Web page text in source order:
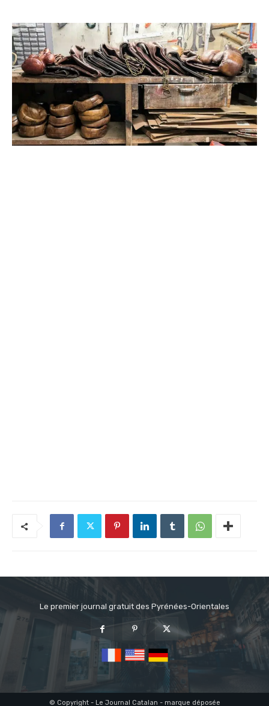
Le premier journal gratuit des Pyrénées-Orientales
© Copyright - Le Journal Catalan - marque déposée